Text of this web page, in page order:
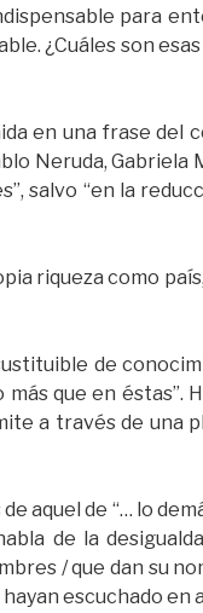
para
¿Cuáles son
en una frase del
Neruda, Gabriela
salvo “en la
riqueza como
de
que en éstas”.
a través de una
aquel de “… lo
de la
/ que dan su
escuchado en